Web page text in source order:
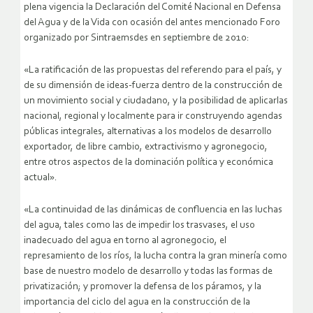
plena vigencia la Declaración del Comité Nacional en Defensa
del Agua y de la Vida con ocasión del antes mencionado Foro
organizado por Sintraemsdes en septiembre de 2010:
«La ratificación de las propuestas del referendo para el país, y
de su dimensión de ideas-fuerza dentro de la construcción de
un movimiento social y ciudadano, y la posibilidad de aplicarlas
nacional, regional y localmente para ir construyendo agendas
públicas integrales, alternativas a los modelos de desarrollo
exportador, de libre cambio, extractivismo y agronegocio,
entre otros aspectos de la dominación política y económica
actual».
«La continuidad de las dinámicas de confluencia en las luchas
del agua, tales como las de impedir los trasvases, el uso
inadecuado del agua en torno al agronegocio, el
represamiento de los ríos, la lucha contra la gran minería como
base de nuestro modelo de desarrollo y todas las formas de
privatización; y promover la defensa de los páramos, y la
importancia del ciclo del agua en la construcción de la